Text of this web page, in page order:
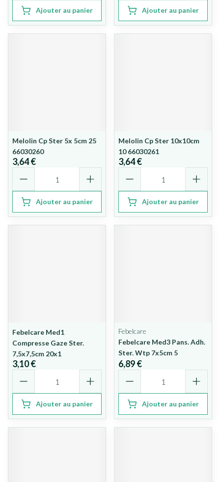
Ajouter au panier Ajouter au panier
Melolin Cp Ster 5x 5cm 25
66030260
3,64 €
Ajouter au panier
Melolin Cp Ster 10x10cm
10 66030261
3,64 €
Ajouter au panier
Febelcare Med1
Compresse Gaze Ster.
7,5x7,5cm 20x1
3,10 €
Ajouter au panier
Febelcare
Febelcare Med3 Pans. Adh.
Ster. Wtp 7x5cm 5
6,89 €
Ajouter au panier